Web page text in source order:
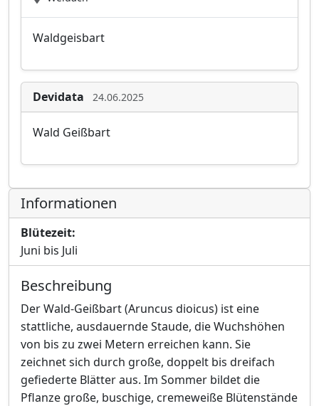
Waldgeisbart
Devidata 24.06.2025
Wald Geißbart
Informationen
Blütezeit:
Juni bis Juli
Beschreibung
Der Wald-Geißbart (Aruncus dioicus) ist eine
stattliche, ausdauernde Staude, die Wuchshöhen
von bis zu zwei Metern erreichen kann. Sie
zeichnet sich durch große, doppelt bis dreifach
gefiederte Blätter aus. Im Sommer bildet die
Pflanze große, buschige, cremeweiße Blütenstände